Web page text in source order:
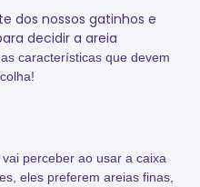
dos nossos gatinhos e
decidir a areia
características que devem
perceber ao usar a caixa
eles preferem areias finas,